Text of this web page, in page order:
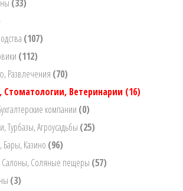
(33)
(107)
(112)
Развлечения (70)
Ветеринарии (16)
компании (0)
Турбазы, Агроусадьбы (25)
Бары, Казино (96)
Салоны, Соляные пещеры (57)
(3)